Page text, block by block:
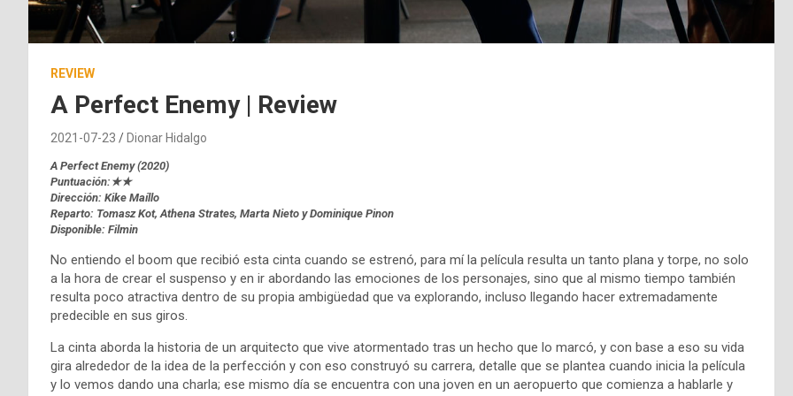
REVIEW
A Perfect Enemy | Review
2021-07-23 Dionar Hidalgo
A Perfect Enemy (2020)
Puntuación:★★
Dirección: Kike Maíllo
Reparto: Tomasz Kot, Athena Strates, Marta Nieto y Dominique Pinon
Disponible: Filmin
No entiendo el boom que recibió esta cinta cuando se estrenó, para mí la película resulta un tanto plana y torpe, no solo
a la hora de crear el suspenso y en ir abordando las emociones de los personajes, sino que al mismo tiempo también
resulta poco atractiva dentro de su propia ambigüedad que va explorando, incluso llegando hacer extremadamente
predecible en sus giros.
La cinta aborda la historia de un arquitecto que vive atormentado tras un hecho que lo marcó, y con base a eso su vida
gira alrededor de la idea de la perfección y con eso construyó su carrera, detalle que se plantea cuando inicia la película
y lo vemos dando una charla; ese mismo día se encuentra con una joven en un aeropuerto que comienza a hablarle y